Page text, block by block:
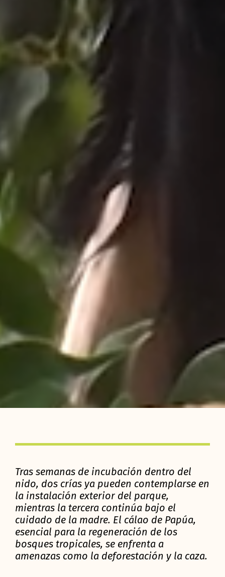
Tras semanas de incubación dentro del
nido, dos crías ya pueden contemplarse en
la instalación exterior del parque,
mientras la tercera continúa bajo el
cuidado de la madre. El cálao de Papúa,
esencial para la regeneración de los
bosques tropicales, se enfrenta a
amenazas como la deforestación y la caza.